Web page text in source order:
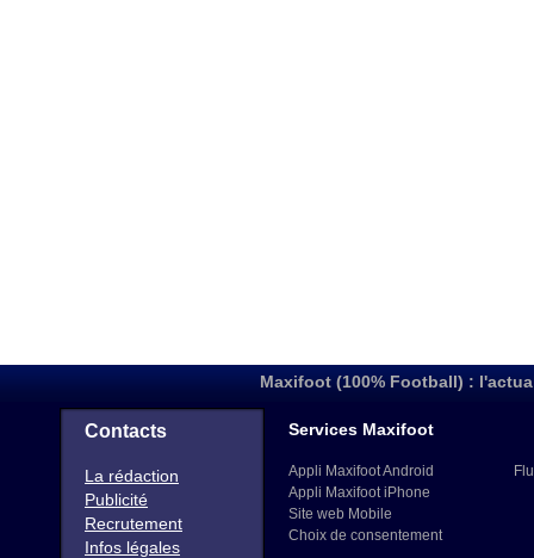
Maxifoot (100% Football) :
Contacts
La rédaction
Publicité
Recrutement
Infos légales
Services Maxifoot
Appli Maxifoot Android
Appli Maxifoot iPhone
Site web Mobile
Choix de consentement